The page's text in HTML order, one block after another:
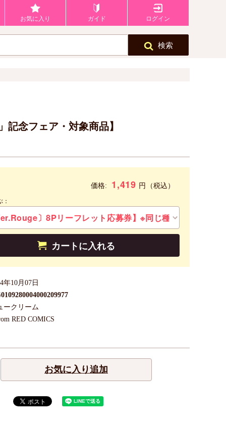
お気に入り ガイド ログイン
検索
念フェア・対象商品】
価格: 1,419 円 （税込）
カートに入れる
年10月07日
ークリーム
RED COMICS
お気に入り追加